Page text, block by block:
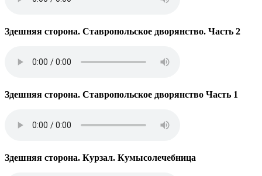
Здешняя сторона. Ставропольское дворянство. Часть 2
Здешняя сторона. Ставропольское дворянство Часть 1
Здешняя сторона. Курзал. Кумысолечебница